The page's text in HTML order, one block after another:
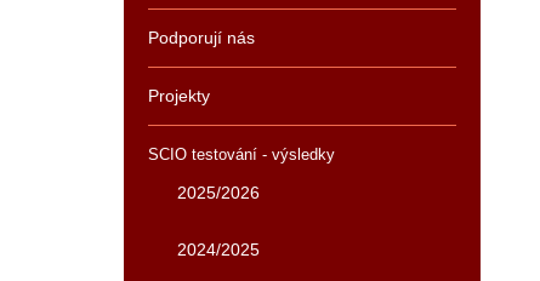
Podporují nás
Projekty
SCIO testování - výsledky
2025/2026
2024/2025